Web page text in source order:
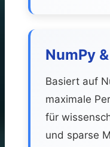
NumPy
Basiert auf
maximale
für
und sparse